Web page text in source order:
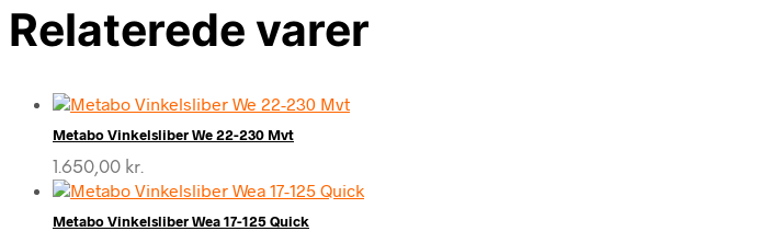
Relaterede varer
Metabo Vinkelsliber We 22-230 Mvt
1.650,00 kr.
Metabo Vinkelsliber Wea 17-125 Quick